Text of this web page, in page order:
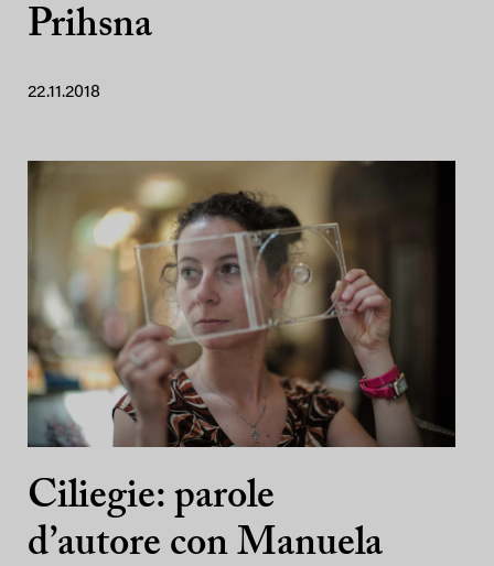
Prihsna
22.11.2018
Ciliegie: parole
d’autore con Manuela